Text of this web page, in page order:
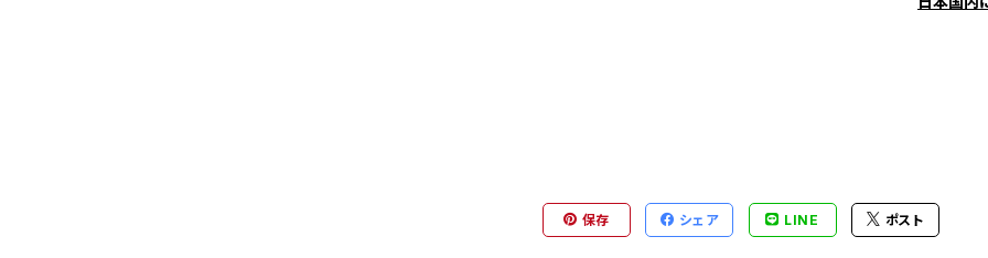
保存 シェア LINE ポスト